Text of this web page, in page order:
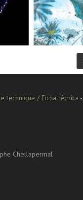
Sep 2
technique / Ficha técnica -
Chellapermal